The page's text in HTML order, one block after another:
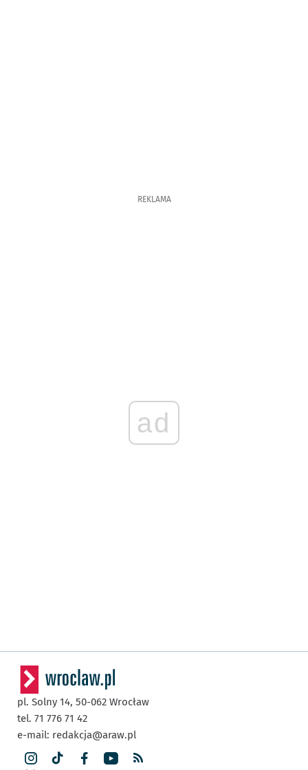
REKLAMA
ad
pl. Solny 14, 50-062 Wrocław
tel. 71 776 71 42
e-mail: redakcja@araw.pl